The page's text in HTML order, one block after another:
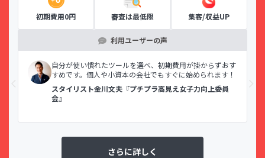
初期費用0円 審査は最低限 集客/収益UP
利用ユーザーの声
自分が使い慣れたツールを選べ、初期費用が掛からずおす
すめです。個人や小資本の会社でもすぐに始められます！
スタイリスト金川文夫『プチプラ高見え女子力向上委員
会』
さらに詳しく